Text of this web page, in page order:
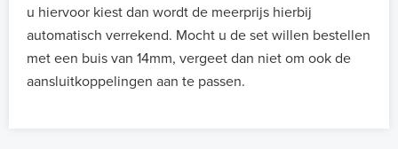
u hiervoor kiest dan wordt de meerprijs hierbij
automatisch verrekend. Mocht u de set willen bestellen
met een buis van 14mm, vergeet dan niet om ook de
aansluitkoppelingen aan te passen.